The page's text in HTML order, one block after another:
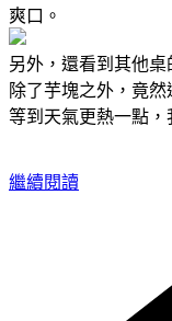
爽口。
另外，還看到其他桌
除了芋塊之外，竟
等到天氣更熱一點，
繼續閱讀